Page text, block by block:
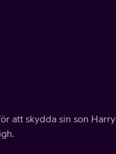
att skydda sin son